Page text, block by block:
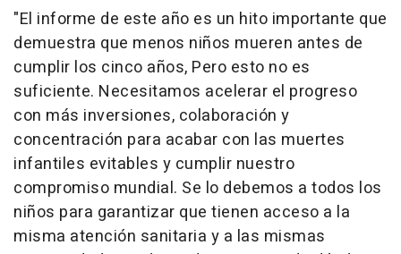
"El informe de este año es un hito importante que
demuestra que menos niños mueren antes de
cumplir los cinco años, Pero esto no es
suficiente. Necesitamos acelerar el progreso
con más inversiones, colaboración y
concentración para acabar con las muertes
infantiles evitables y cumplir nuestro
compromiso mundial. Se lo debemos a todos los
niños para garantizar que tienen acceso a la
misma atención sanitaria y a las mismas